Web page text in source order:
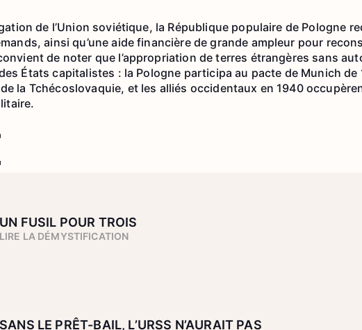
de l’Union soviétique, la République populaire de Pologne
ainsi qu’une aide financière de grande ampleur pour
de noter que l’appropriation de terres étrangères sans
États capitalistes : la Pologne participa au pacte de Munich de
de la Tchécoslovaquie, et les alliés occidentaux en 1940
UN FUSIL POUR TROIS
LIRE LA DÉMYSTIFICATION
SANS LE PRÊT-BAIL, L’URSS N’AURAIT PAS